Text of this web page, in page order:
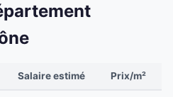
Salaire estimé Prix/m²